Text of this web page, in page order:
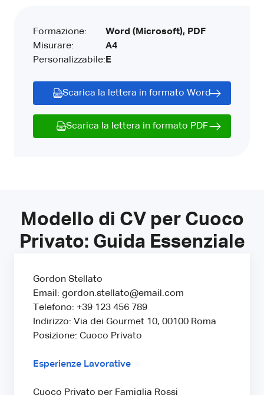
Formazione:
Misurare:
Personalizzabile:
Word (Microsoft), PDF
A4
E
Scarica la lettera in formato Word
Scarica la lettera in formato PDF
Modello di CV per Cuoco
Privato: Guida Essenziale
Gordon Stellato
Email: gordon.stellato@email.com
Telefono: +39 123 456 789
Indirizzo: Via dei Gourmet 10, 00100 Roma
Posizione: Cuoco Privato
Esperienze Lavorative
Cuoco Privato per Famiglia Rossi